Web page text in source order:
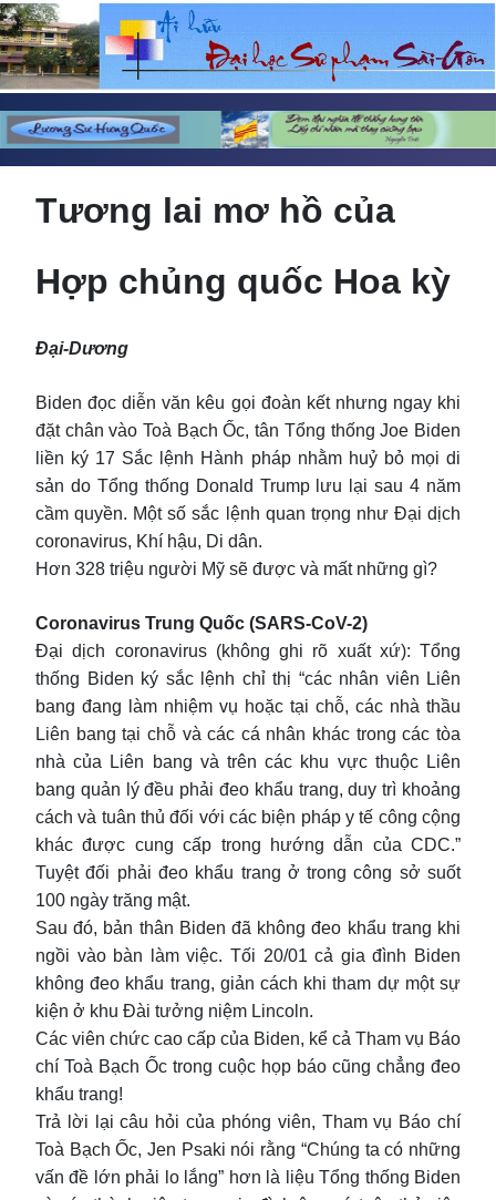
Tương lai mơ hồ của
Hợp chủng quốc Hoa kỳ
Đại-Dương
Biden đọc diễn văn kêu gọi đoàn kết nhưng ngay khi
đặt chân vào Toà Bạch Ốc, tân Tổng thống Joe Biden
liền ký 17 Sắc lệnh Hành pháp nhằm huỷ bỏ mọi di
sản do Tổng thống Donald Trump lưu lại sau 4 năm
cầm quyền. Một số sắc lệnh quan trọng như Đại dịch
coronavirus, Khí hậu, Di dân.
Hơn 328 triệu người Mỹ sẽ được và mất những gì?
Coronavirus Trung Quốc (SARS-CoV-2)
Đại dịch coronavirus (không ghi rõ xuất xứ): Tổng
thống Biden ký sắc lệnh chỉ thị “các nhân viên Liên
bang đang làm nhiệm vụ hoặc tại chỗ, các nhà thầu
Liên bang tại chỗ và các cá nhân khác trong các tòa
nhà của Liên bang và trên các khu vực thuộc Liên
bang quản lý đều phải đeo khẩu trang, duy trì khoảng
cách và tuân thủ đối với các biện pháp y tế công cộng
khác được cung cấp trong hướng dẫn của CDC.”
Tuyệt đối phải đeo khẩu trang ở trong công sở suốt
100 ngày trăng mật.
Sau đó, bản thân Biden đã không đeo khẩu trang khi
ngồi vào bàn làm việc. Tối 20/01 cả gia đình Biden
không đeo khẩu trang, giản cách khi tham dự một sự
kiện ở khu Đài tưởng niệm Lincoln.
Các viên chức cao cấp của Biden, kể cả Tham vụ Báo
chí Toà Bạch Ốc trong cuộc họp báo cũng chẳng đeo
khẩu trang!
Trả lời lại câu hỏi của phóng viên, Tham vụ Báo chí
Toà Bạch Ốc, Jen Psaki nói rằng “Chúng ta có những
vấn đề lớn phải lo lắng” hơn là liệu Tổng thống Biden